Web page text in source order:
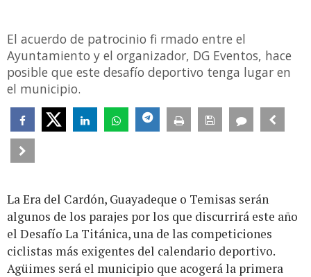
El acuerdo de patrocinio fi rmado entre el
Ayuntamiento y el organizador, DG Eventos, hace
posible que este desafío deportivo tenga lugar en
el municipio.
La Era del Cardón, Guayadeque o Temisas serán
algunos de los parajes por los que discurrirá este año
el Desafío La Titánica, una de las competiciones
ciclistas más exigentes del calendario deportivo.
Agüimes será el municipio que acogerá la primera